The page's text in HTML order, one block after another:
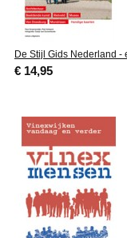
De Stijl Gids Nederland -
€ 14,95